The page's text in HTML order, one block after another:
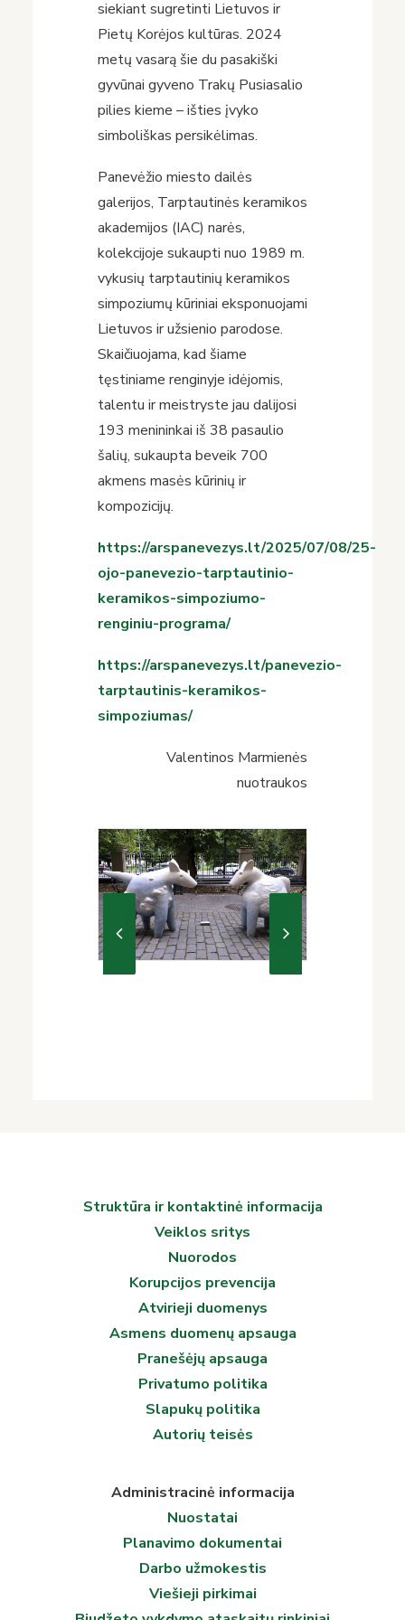
siekiant sugretinti Lietuvos ir
Pietų Korėjos kultūras. 2024
metų vasarą šie du pasakiški
gyvūnai gyveno Trakų Pusiasalio
pilies kieme – išties įvyko
simboliškas persikėlimas.
Panevėžio miesto dailės
galerijos, Tarptautinės keramikos
akademijos (IAC) narės,
kolekcijoje sukaupti nuo 1989 m.
vykusių tarptautinių keramikos
simpoziumų kūriniai eksponuojami
Lietuvos ir užsienio parodose.
Skaičiuojama, kad šiame
tęstiniame renginyje idėjomis,
talentu ir meistryste jau dalijosi
193 menininkai iš 38 pasaulio
šalių, sukaupta beveik 700
akmens masės kūrinių ir
kompozicijų.
https://arspanevezys.lt/2025/07/08/25-
ojo-panevezio-tarptautinio-
keramikos-simpoziumo-
renginiu-programa/
https://arspanevezys.lt/panevezio-
tarptautinis-keramikos-
simpoziumas/
Valentinos Marmienės
nuotraukos
Struktūra ir kontaktinė informacija
Veiklos sritys
Nuorodos
Korupcijos prevencija
Atvirieji duomenys
Asmens duomenų apsauga
Pranešėjų apsauga
Privatumo politika
Slapukų politika
Autorių teisės
Administracinė informacija
Nuostatai
Planavimo dokumentai
Darbo užmokestis
Viešieji pirkimai